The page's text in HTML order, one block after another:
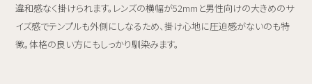
違和感なく掛けられます。レンズの横幅が52mmと男性向けの大きめのサ
イズ感でテンプルも外側にしなるため、掛け心地に圧迫感がないのも特
徴。体格の良い方にもしっかり馴染みます。